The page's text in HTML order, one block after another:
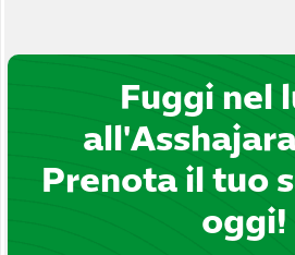
Fuggi nel
Prenota il tuo
oggi!